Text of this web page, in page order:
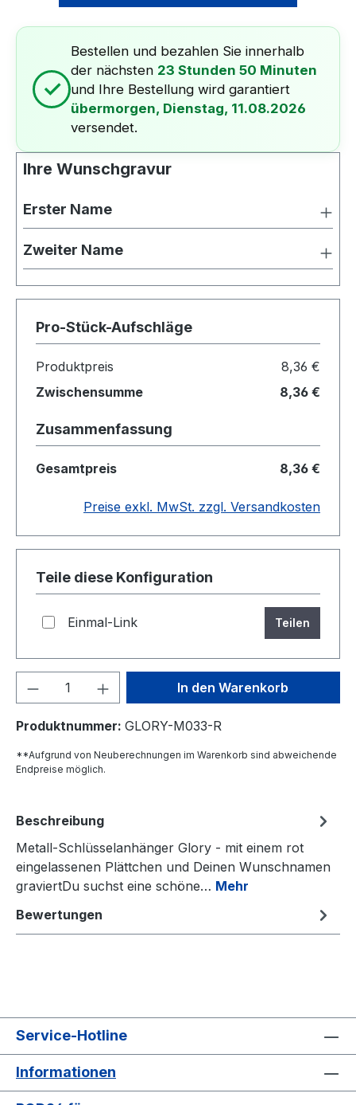
✓
Bestellen und bezahlen Sie innerhalb
der nächsten 23 Stunden 50 Minuten
und Ihre Bestellung wird garantiert
übermorgen, Dienstag, 11.08.2026
versendet.
Ihre Wunschgravur
Erster Name
Zweiter Name
Pro-Stück-Aufschläge
Produktpreis
8,36 €
Zwischensumme
8,36 €
Zusammenfassung
Gesamtpreis 8,36 €
Preise exkl. MwSt. zzgl. Versandkosten
Teile diese Konfiguration
Einmal-Link Teilen
Produkt Anzahl: Gib denIn den Warenkorb
Produktnummer: GLORY-M033-R
**Aufgrund von Neuberechnungen im Warenkorb sind abweichende
Endpreise möglich.
Beschreibung
Metall-Schlüsselanhänger Glory - mit einem rot
eingelassenen Plättchen und Deinen Wunschnamen
graviertDu suchst eine schöne… Mehr
Bewertungen
Service-Hotline
Informationen